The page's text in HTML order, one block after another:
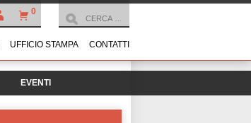
0
UFFICIO STAMPA CONTATTI
EVENTI